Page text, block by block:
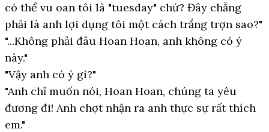
có thể vu oan tôi là "tuesday" chứ? Đây chẳng
phải là anh lợi dụng tôi một cách trắng trợn sao?"
"...Không phải đâu Hoan Hoan, anh không có ý
này."
"Vậy anh có ý gì?"
"Anh chỉ muốn nói, Hoan Hoan, chúng ta yêu
đương đi! Anh chợt nhận ra anh thực sự rất thích
em."